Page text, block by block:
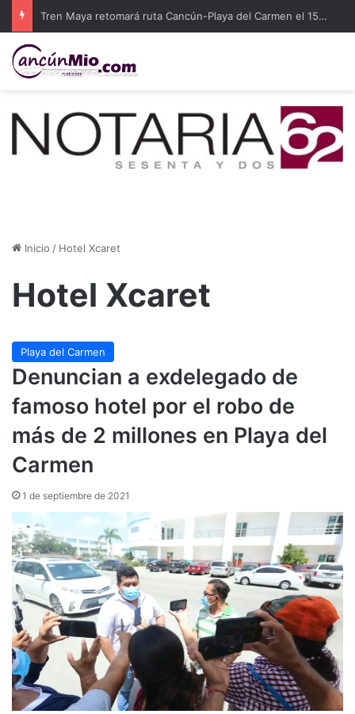
Tren Maya retomará ruta Cancún-Playa del Carmen el 15 de agosto
Inicio / Hotel Xcaret
Hotel Xcaret
Playa del Carmen
Denuncian a exdelegado de
famoso hotel por el robo de
más de 2 millones en Playa del
Carmen
1 de septiembre de 2021